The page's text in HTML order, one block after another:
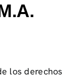
los derechos